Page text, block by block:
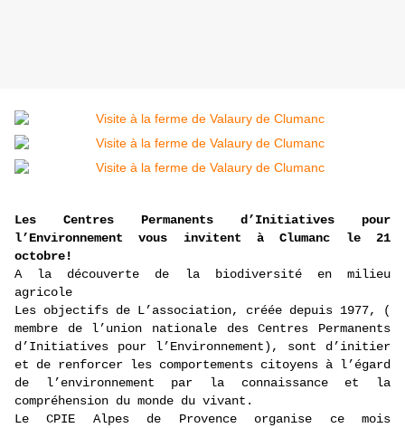
Les Centres Permanents d’Initiatives pour
l’Environnement vous invitent à Clumanc le 21
octobre!
A la découverte de la biodiversité en milieu
agricole
Les objectifs de L’association, créée depuis 1977, (
membre de l’union nationale des Centres Permanents
d’Initiatives pour l’Environnement), sont d’initier
et de renforcer les comportements citoyens à l’égard
de l’environnement par la connaissance et la
compréhension du monde du vivant.
Le CPIE Alpes de Provence organise ce mois